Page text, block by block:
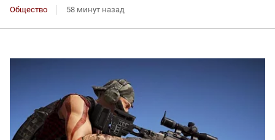
Общество 58 минут назад